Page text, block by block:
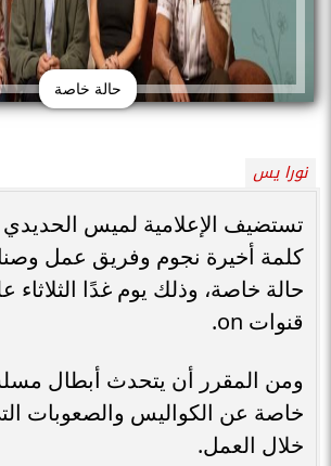
حالة خاصة
نورا يس
تستضيف الإعلامية لميس الحديدي
كلمة أخيرة نجوم وفريق عمل
حالة خاصة، وذلك يوم غدًا
قنوات on.
ومن المقرر أن يتحدث أبطال
خاصة عن الكواليس والصعوبات
خلال العمل.